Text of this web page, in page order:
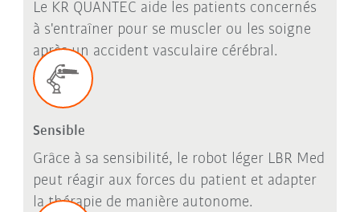
Le KR QUANTEC aide les patients concernés
à s'entraîner pour se muscler ou les soigne
après un accident vasculaire cérébral.
Sensible
Grâce à sa sensibilité, le robot léger LBR Med
peut réagir aux forces du patient et adapter
la thérapie de manière autonome.